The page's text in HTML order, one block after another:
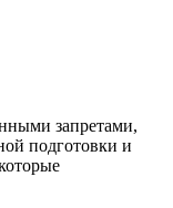
запретами,
подготовки и